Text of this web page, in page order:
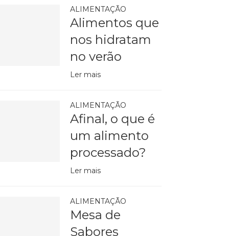
ALIMENTAÇÃO
Alimentos que
nos hidratam
no verão
Ler mais
ALIMENTAÇÃO
Afinal, o que é
um alimento
processado?
Ler mais
ALIMENTAÇÃO
Mesa de
Sabores